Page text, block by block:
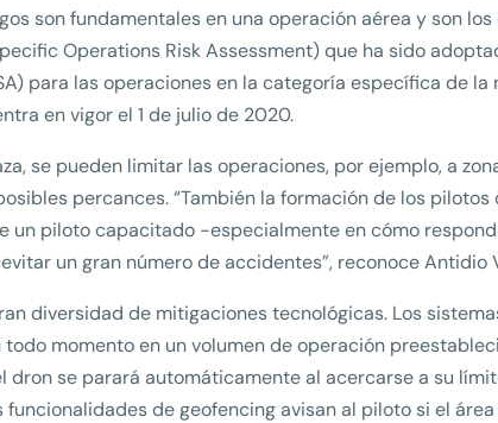
son fundamentales en una operación aérea y son
Operations Risk Assessment) que ha sido
para las operaciones en la categoría específica de
en vigor el 1 de julio de 2020.
se pueden limitar las operaciones, por ejemplo, a
percances. “También la formación de los pilotos
un piloto capacitado -especialmente en cómo
un gran número de accidentes”, reconoce Antidio
diversidad de mitigaciones tecnológicas. Los
todo momento en un volumen de operación
dron se parará automáticamente al acercarse a su
funcionalidades de geofencing avisan al piloto si el